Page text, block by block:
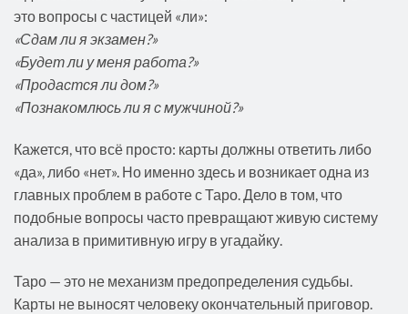
это вопросы с частицей «ли»:
«Сдам ли я экзамен?»
«Будет ли у меня работа?»
«Продастся ли дом?»
«Познакомлюсь ли я с мужчиной?»
Кажется, что всё просто: карты должны ответить либо
«да», либо «нет». Но именно здесь и возникает одна из
главных проблем в работе с Таро. Дело в том, что
подобные вопросы часто превращают живую систему
анализа в примитивную игру в угадайку.
Таро — это не механизм предопределения судьбы.
Карты не выносят человеку окончательный приговор.